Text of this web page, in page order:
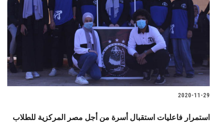
2020-11-29
استمرار فاعليات استقبال أسرة من أجل مصر المركزية للطلاب